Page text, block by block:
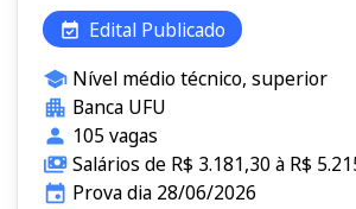
Edital Publicado
Nível médio técnico, superior
Banca UFU
105 vagas
Salários de R$ 3.181,30 à R$
Prova dia 28/06/2026